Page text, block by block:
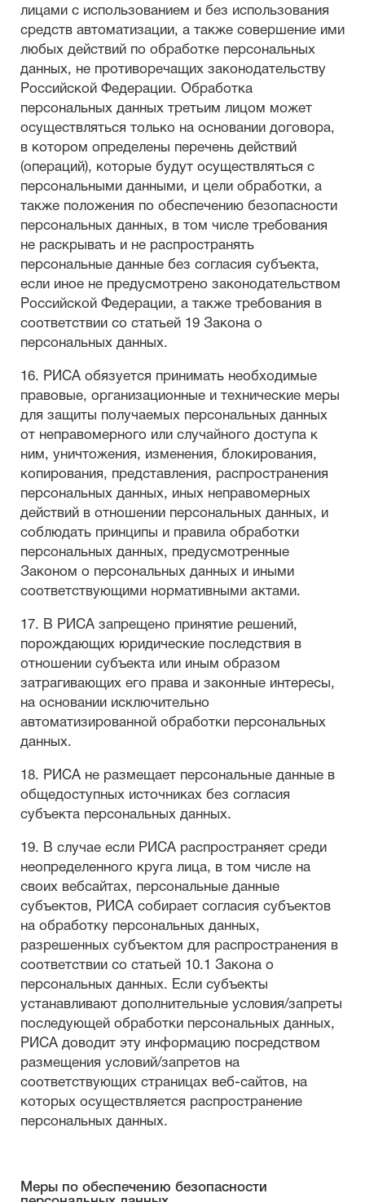
лицами с использованием и без использования
средств автоматизации, а также совершение ими
любых действий по обработке персональных
данных, не противоречащих законодательству
Российской Федерации. Обработка
персональных данных третьим лицом может
осуществляться только на основании договора,
в котором определены перечень действий
(операций), которые будут осуществляться с
персональными данными, и цели обработки, а
также положения по обеспечению безопасности
персональных данных, в том числе требования
не раскрывать и не распространять
персональные данные без согласия субъекта,
если иное не предусмотрено законодательством
Российской Федерации, а также требования в
соответствии со статьей 19 Закона о
персональных данных.
16. РИСА обязуется принимать необходимые
правовые, организационные и технические меры
для защиты получаемых персональных данных
от неправомерного или случайного доступа к
ним, уничтожения, изменения, блокирования,
копирования, представления, распространения
персональных данных, иных неправомерных
действий в отношении персональных данных, и
соблюдать принципы и правила обработки
персональных данных, предусмотренные
Законом о персональных данных и иными
соответствующими нормативными актами.
17. В РИСА запрещено принятие решений,
порождающих юридические последствия в
отношении субъекта или иным образом
затрагивающих его права и законные интересы,
на основании исключительно
автоматизированной обработки персональных
данных.
18. РИСА не размещает персональные данные в
общедоступных источниках без согласия
субъекта персональных данных.
19. В случае если РИСА распространяет среди
неопределенного круга лица, в том числе на
своих вебсайтах, персональные данные
субъектов, РИСА собирает согласия субъектов
на обработку персональных данных,
разрешенных субъектом для распространения в
соответствии со статьей 10.1 Закона о
персональных данных. Если субъекты
устанавливают дополнительные условия/запреты
последующей обработки персональных данных,
РИСА доводит эту информацию посредством
размещения условий/запретов на
соответствующих страницах веб-сайтов, на
которых осуществляется распространение
персональных данных.
Меры по обеспечению безопасности